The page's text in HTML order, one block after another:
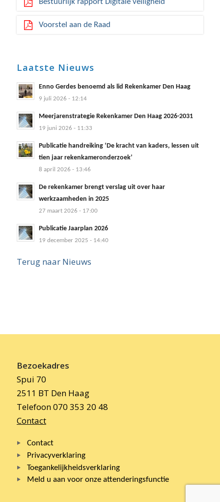
Voorstel aan de Raad
Laatste Nieuws
Enno Gerdes benoemd als lid Rekenkamer Den Haag
9 juli 2026 - 12:14
Meerjarenstrategie Rekenkamer Den Haag 2026-2031
19 juni 2026 - 11:33
Publicatie handreiking ‘De kracht van kaders, lessen uit
tien jaar rekenkameronderzoek’
8 april 2026 - 13:46
De rekenkamer brengt verslag uit over haar
werkzaamheden in 2025
27 maart 2026 - 17:00
Publicatie Jaarplan 2026
19 december 2025 - 14:40
Terug naar Nieuws
Bezoekadres
Spui 70
2511 BT Den Haag
Telefoon 070 353 20 48
Contact
Contact
Privacyverklaring
Toegankelijkheidsverklaring
Meld u aan voor onze attenderingsfunctie